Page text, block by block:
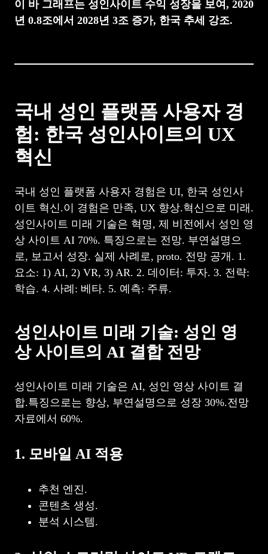
이 바 그래프는 성인사이트 수익 성장을 보여, 2020
년 0.8조에서 2028년 3조 증가, 한국 추세 강조.
국내 성인 플랫폼 사용자 경
험: 한국 성인사이트의 UX
혁신
국내 성인 플랫폼 사용자 경험은 UI, 한국 성인사
이트 혁신.이 경험은 만족, UX 향상.혁신으로 미래.
성인사이트 미래 기술은 혁명, 제 비전에서 성인 영
상 사이트 AI 70%. 특징으로는 전망. 부연설명으
로, 보고서 성장. 실제 사례로, proto. 전망 공개. 1.
요소: 1) AI, 2) VR, 3) AR. 2. 데이터: 투자. 3. 전략:
학습. 4. 사례: 베타. 5. 예측: 주류.
성인사이트 미래 기술: 성인 영
상 사이트의 AI 결합 전망
성인사이트 미래 기술은 AI, 성인 영상 사이트 결
합.특징으로는 향상, 부연설명으로 성장 30%.전망
자료에서 60%.
1. 모바일 AI 적용
추천 엔진.
콘텐츠 생성.
분석 시스템.